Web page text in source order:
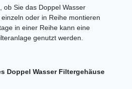
ob Sie das Doppel Wasser
oder in Reihe montieren
in einer Reihe kann eine
genutzt werden.
Doppel Wasser Filtergehäuse